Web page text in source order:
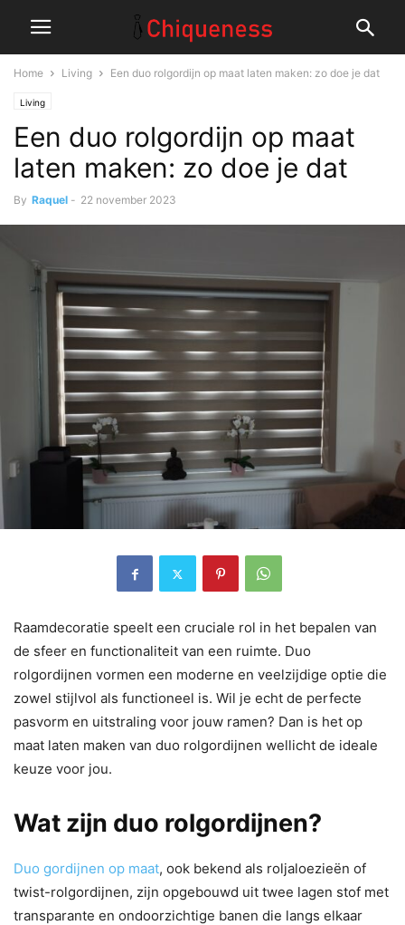
Home Living Een duo rolgordijn op maat laten maken: zo doe je dat
Living
Een duo rolgordijn op maat
laten maken: zo doe je dat
By Raquel - 22 november 2023
Raamdecoratie speelt een cruciale rol in het bepalen van
de sfeer en functionaliteit van een ruimte. Duo
rolgordijnen vormen een moderne en veelzijdige optie die
zowel stijlvol als functioneel is. Wil je echt de perfecte
pasvorm en uitstraling voor jouw ramen? Dan is het op
maat laten maken van duo rolgordijnen wellicht de ideale
keuze voor jou.
Wat zijn duo rolgordijnen?
Duo gordijnen op maat, ook bekend als roljaloezieën of
twist-rolgordijnen, zijn opgebouwd uit twee lagen stof met
transparante en ondoorzichtige banen die langs elkaar